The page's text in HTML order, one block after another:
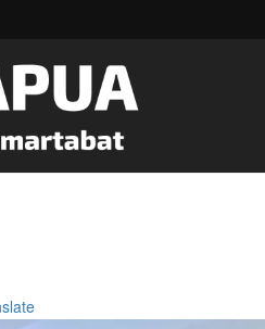
Dan Pemerintah, Warga OAP